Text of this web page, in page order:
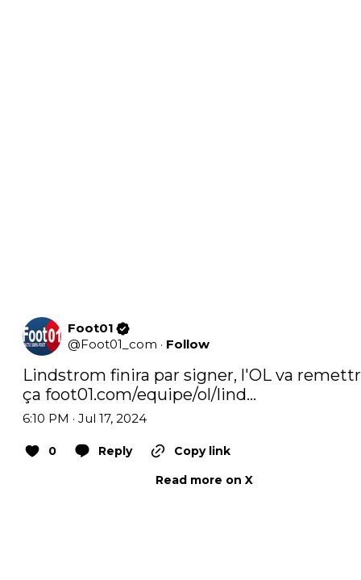
Foot01
@Foot01_com · Follow
Lindstrom finira par signer, l'OL va
ça foot01.com/equipe/ol/lind…
6:10 PM · Jul 17, 2024
0 Reply
Copy link
Read more on X